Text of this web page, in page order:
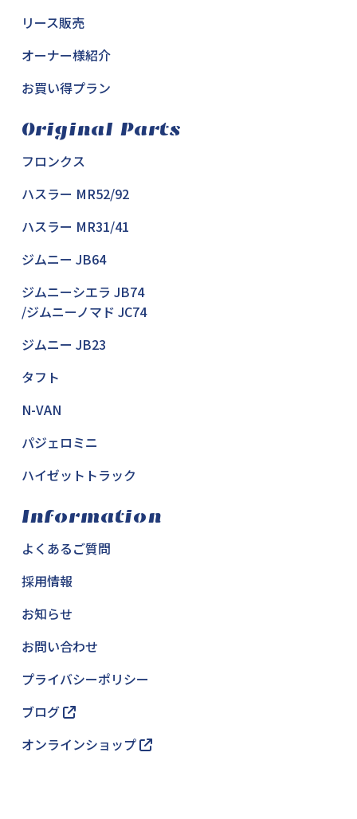
リース販売
オーナー様紹介
お買い得プラン
Original Parts
フロンクス
ハスラー MR52/92
ハスラー MR31/41
ジムニー JB64
ジムニーシエラ JB74
/ジムニーノマド JC74
ジムニー JB23
タフト
N-VAN
パジェロミニ
ハイゼットトラック
Information
よくあるご質問
採用情報
お知らせ
お問い合わせ
プライバシーポリシー
ブログ
オンラインショップ